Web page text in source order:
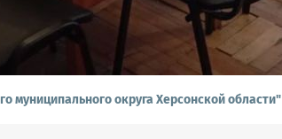
муниципального округа Херсонской области"